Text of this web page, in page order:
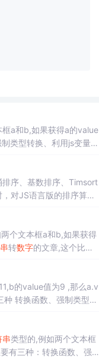
框a和b,如果获得a的value
类型转换、利用js变量弱
序、基数排序、Timsort
对JS语言版的排序算法
个文本框a和b,如果获得
转数字的文章,这个比较
的value值为9 ,那么a.v
种 转换函数、强制类型转
串类型的,例如两个文本框
有三种：转换函数、强